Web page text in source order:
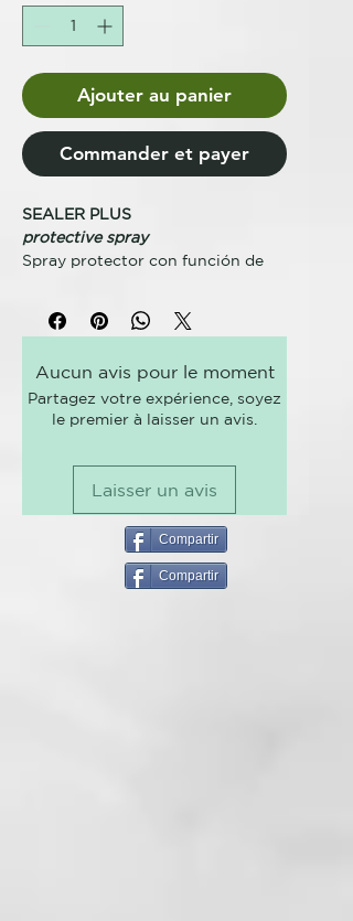
Ajouter au panier
Commander et payer
SEALER PLUS
protective spray
Spray protector con función de
protección contra el calor de la
también para el mantenimiento en
casa para asegurar resultados de
larga duración.
KEY BENEFITS
sellador acción antiestática
control de frizz
PRINCIPIO ACTIVOS
Queratina vegetal, fitocomplejo
Aucun avis pour le moment
Partagez votre expérience, soyez
le premier à laisser un avis.
Laisser un avis
Compartir
Compartir